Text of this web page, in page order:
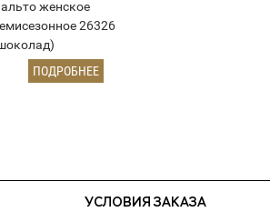
женское
26326
ПОДРОБНЕЕ
УСЛОВИЯ ЗАКАЗА